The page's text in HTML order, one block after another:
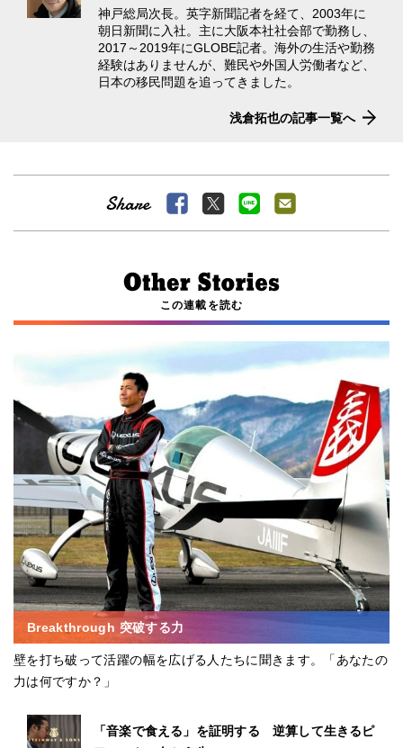
神戸総局次長。英字新聞記者を経て、2003年に
朝日新聞に入社。主に大阪本社社会部で勤務し、
2017～2019年にGLOBE記者。海外の生活や勤務
経験はありませんが、難民や外国人労働者など、
日本の移民問題を追ってきました。
浅倉拓也の記事一覧へ
この連載を読む
Breakthrough 突破する力
壁を打ち破って活躍の幅を広げる人たちに聞きます。「あなたの
力は何ですか？」
「音楽で食える」を証明する 逆算して生きるピ